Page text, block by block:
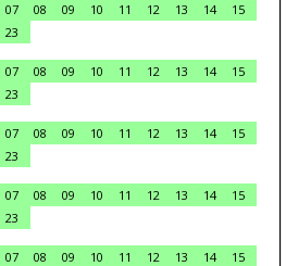
07 08 09 10 11 12 13 14
15
23
07 08 09 10 11 12 13 14
15
23
07 08 09 10 11 12 13 14
15
23
07 08 09 10 11 12 13 14
15
23
07 08 09 10 11 12 13 14
15